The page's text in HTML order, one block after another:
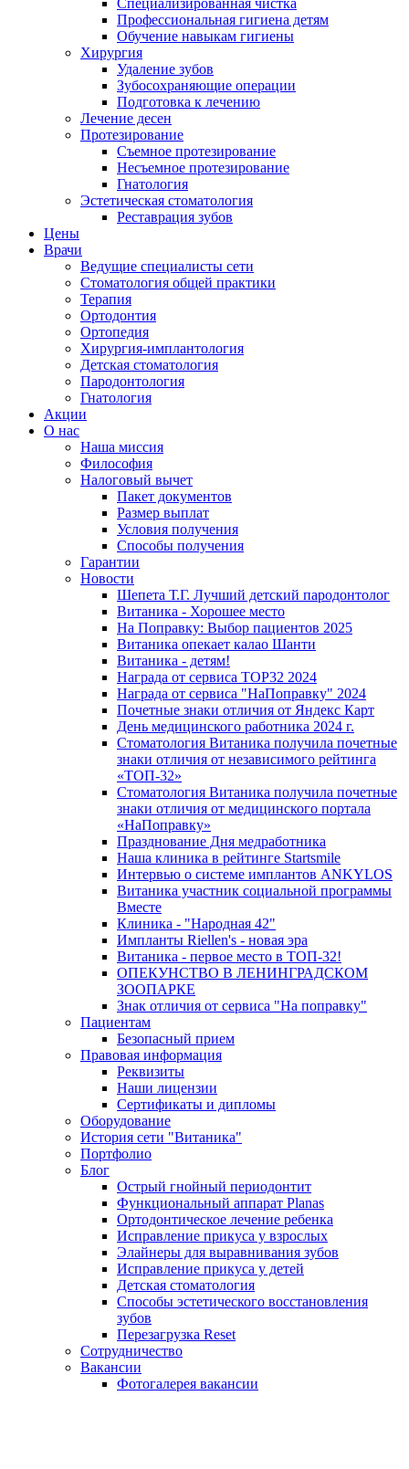
Специализированная чистка
Профессиональная гигиена детям
Обучение навыкам гигиены
Хирургия
Удаление зубов
Зубосохраняющие операции
Подготовка к лечению
Лечение десен
Протезирование
Съемное протезирование
Несъемное протезирование
Гнатология
Эстетическая стоматология
Реставрация зубов
Цены
Врачи
Ведущие специалисты сети
Стоматология общей практики
Терапия
Ортодонтия
Ортопедия
Хирургия-имплантология
Детская стоматология
Пародонтология
Гнатология
Акции
О нас
Наша миссия
Философия
Налоговый вычет
Пакет документов
Размер выплат
Условия получения
Способы получения
Гарантии
Новости
Шепета Т.Г. Лучший детский пародонтолог
Витаника - Хорошее место
На Поправку: Выбор пациентов 2025
Витаника опекает калао Шанти
Витаника - детям!
Награда от сервиса TOP32 2024
Награда от сервиса "НаПоправку" 2024
Почетные знаки отличия от Яндекс Карт
День медицинского работника 2024 г.
Стоматология Витаника получила почетные
знаки отличия от независимого рейтинга
«ТОП-32»
Стоматология Витаника получила почетные
знаки отличия от медицинского портала
«НаПоправку»
Празднование Дня медработника
Наша клиника в рейтинге Startsmile
Интервью о системе имплантов ANKYLOS
Витаника участник социальной программы
Вместе
Клиника - "Народная 42"
Импланты Riellen's - новая эра
Витаника - первое место в ТОП-32!
ОПЕКУНСТВО В ЛЕНИНГРАДСКОМ
ЗООПАРКЕ
Знак отличия от сервиса "На поправку"
Пациентам
Безопасный прием
Правовая информация
Реквизиты
Наши лицензии
Сертификаты и дипломы
Оборудование
История сети "Витаника"
Портфолио
Блог
Острый гнойный периодонтит
Функциональный аппарат Planas
Ортодонтическое лечение ребенка
Исправление прикуса у взрослых
Элайнеры для выравнивания зубов
Исправление прикуса у детей
Детская стоматология
Способы эстетического восстановления
зубов
Перезагрузка Reset
Сотрудничество
Вакансии
Фотогалерея вакансии